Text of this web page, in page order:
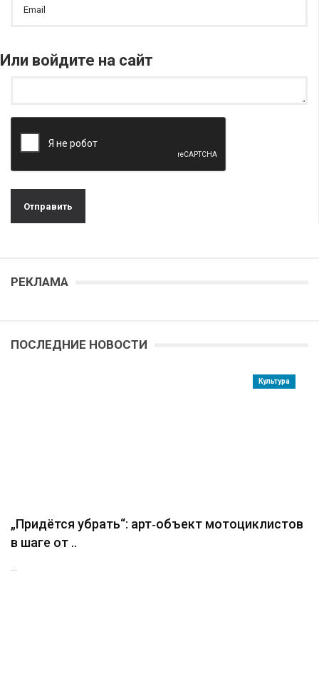
Или войдите на сайт
РЕКЛАМА
ПОСЛЕДНИЕ НОВОСТИ
Культура
„Придётся убрать“: арт‑объект мотоциклистов
в шаге от ..
...